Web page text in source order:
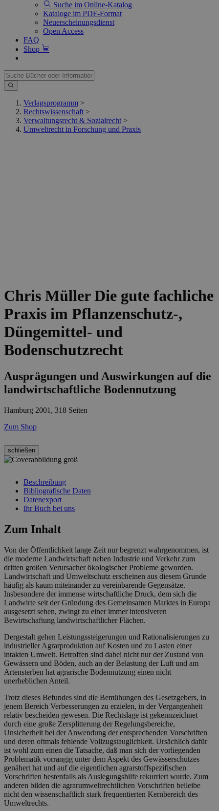
Suche im Online-Katalog
Kataloge im PDF-Format
Neuerscheinungsdienst
Open Access
FAQ
Shop
Verlagsprogramm >
Rechtswissenschaft >
Verwaltungsrecht & Sozialrecht >
Umweltrecht in Forschung und Praxis
Chris MüllerDie gute fachliche
Praxis im Pflanzenschutz-,
Düngemittel- und
Bodenschutzrecht
Ausprägungen und Auswirkungen auf die
landwirtschaftliche Bodennutzung
Hamburg 2001, 318 Seiten
Zum Shop
schließen
Beschreibung
Bibliografische Daten
Datenexport
Ihr Buch bei uns
Zum Inhalt
Von der Öffentlichkeit lange Zeit nur begrenzt wahrgenommen, ist
die moderne Landwirtschaft neben Industrie und Verkehr zum
dritten großen Verursacher ökologischer Probleme geworden.
Landwirtschaft und Umweltschutz erscheinen aus diesem Grunde
häufig als kaum miteinander zu vereinbarende Gegensätze.
Insbesondere der immense wirtschaftliche Druck, dem sich die
Landwirte seit der Gründung des Gemeinsamen Marktes in Europa
ausgesetzt sehen, zwingt zu einer immer intensiveren
Bewirtschaftung landwirtschaftlicher Flächen.
Dergestalt gehen Leistungssteigerungen und Rationalisierungen zu
industrieller Agrarproduktion auf Kosten und zu Lasten einer
intakten Umwelt. Betroffen sind dabei nicht nur der Zustand von
Gewässern und Böden, auch an der Belastung der Luft und am
Artensterben hat agrarische Bodennutzung einen nicht
unerheblichen Anteil.
Trotz dieses Befundes sind die Bemühungen des Gesetzgebers, in
jenem Bereich Verbesserungen zu erzielen, in der Vergangenheit
relativ bescheiden gewesen. Die Rechtslage ist gekennzeichnet
durch eine große Zersplitterung der Regelungsbereiche,
Unsicherheit bei der Anwendung der entsprechenden Vorschriften
und deren oftmals fehlende Vollzugstauglichkeit. Ursächlich dafür
ist wohl zum einen die Tatsache, daß man sich der vorliegenden
Problematik vorrangig unter dem Aspekt des Gewässerschutzes
genähert hat und auf die eigentlichen agrarstoffspezifischen
Vorschriften bestenfalls als Auslegungshilfe rekurriert wurde. Zum
anderen bilden die agrarumweltrechtlichen Vorschriften beileibe
nicht den wissenschaftlich stark frequentierten Kernbereich des
Umweltrechts.